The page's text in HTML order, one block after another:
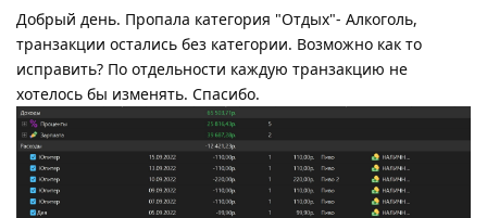
Добрый день. Пропала категория "Отдых"- Алкоголь,
транзакции остались без категории. Возможно как то
исправить? По отдельности каждую транзакцию не
хотелось бы изменять. Спасибо.